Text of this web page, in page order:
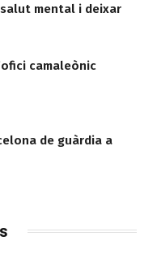
mental i deixar
camaleònic
de guàrdia a